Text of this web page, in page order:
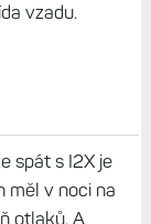
vzadu.
spát s I2X je
měl v noci na
otlaků. A